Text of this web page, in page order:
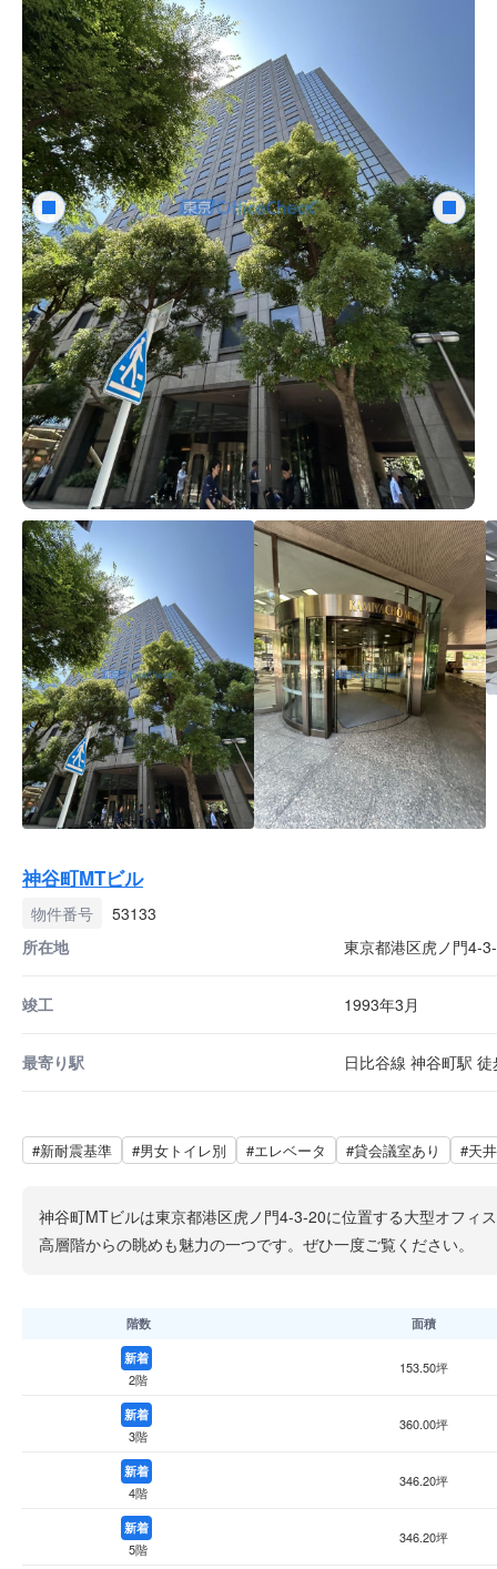
神谷町MTビル
物件番号
53133
所在地
東京都港区虎ノ門4-
竣工 1993年3月
最寄り駅 日比谷線 神谷町駅
#新耐震基準 #男女トイレ別 #エレベータ #貸会議室あり #天
神谷町MTビルは東京都港区虎ノ門4-3-20に位置する大型オフィ
高層階からの眺めも魅力の一つです。ぜひ一度ご覧ください。
階数 面積
新着
2階
153.50坪
新着
3階
360.00坪
新着
4階
346.20坪
新着
5階
346.20坪